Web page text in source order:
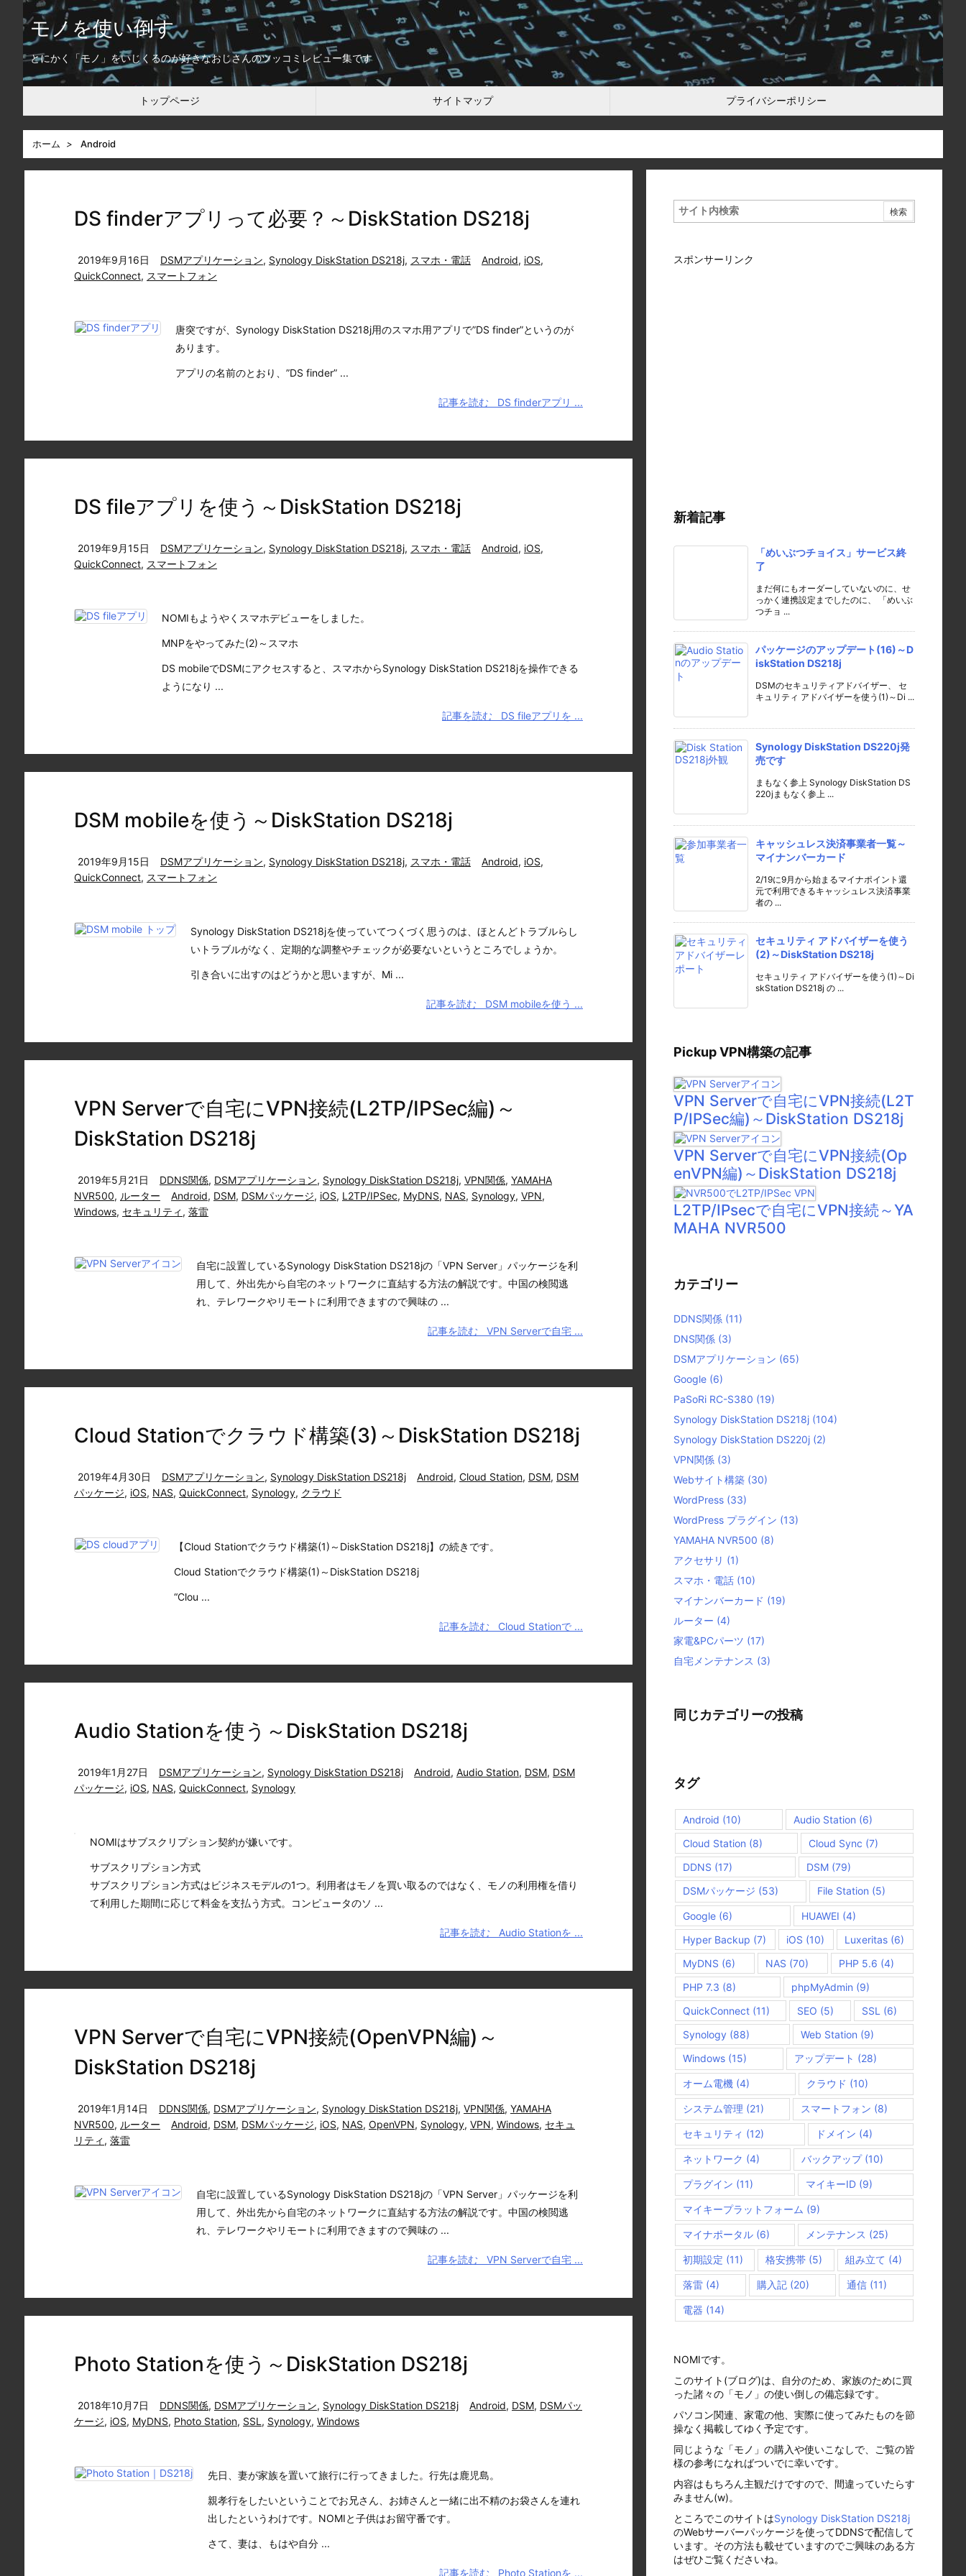
モノを使い倒す
とにかく「モノ」をいじくるのが好きなおじさんのツッコミレビュー集です
トップページ サイトマップ プライバシーポリシー
ホーム > Android
DS finderアプリって必要？～DiskStation DS218j
2019年9月16日 DSMアプリケーション, Synology DiskStation DS218j, スマホ・電話 Android, iOS,
QuickConnect, スマートフォン
唐突ですが、Synology DiskStation DS218j用のスマホ用アプリで”DS finder”というのが
あります。
アプリの名前のとおり、”DS finder” ...
記事を読む DS finderアプリ ...
DS fileアプリを使う～DiskStation DS218j
2019年9月15日 DSMアプリケーション, Synology DiskStation DS218j, スマホ・電話 Android, iOS,
QuickConnect, スマートフォン
NOMIもようやくスマホデビューをしました。
MNPをやってみた(2)～スマホ
DS mobileでDSMにアクセスすると、スマホからSynology DiskStation DS218jを操作できる
ようになり ...
記事を読む DS fileアプリを ...
DSM mobileを使う～DiskStation DS218j
2019年9月15日 DSMアプリケーション, Synology DiskStation DS218j, スマホ・電話 Android, iOS,
QuickConnect, スマートフォン
Synology DiskStation DS218jを使っていてつくづく思うのは、ほとんどトラブルらし
いトラブルがなく、定期的な調整やチェックが必要ないというところでしょうか。
引き合いに出すのはどうかと思いますが、Mi ...
記事を読む DSM mobileを使う ...
VPN Serverで自宅にVPN接続(L2TP/IPSec編)～
DiskStation DS218j
2019年5月21日 DDNS関係, DSMアプリケーション, Synology DiskStation DS218j, VPN関係, YAMAHA
NVR500, ルーター Android, DSM, DSMパッケージ, iOS, L2TP/IPSec, MyDNS, NAS, Synology, VPN,
Windows, セキュリティ , 落雷
自宅に設置しているSynology DiskStation DS218jの「VPN Server」パッケージを利
用して、外出先から自宅のネットワークに直結する方法の解説です。中国の検閲逃
れ、テレワークやリモートに利用できますので興味の ...
記事を読む VPN Serverで自宅 ...
Cloud Stationでクラウド構築(3)～DiskStation DS218j
2019年4月30日 DSMアプリケーション, Synology DiskStation DS218j Android, Cloud Station, DSM, DSM
パッケージ, iOS, NAS, QuickConnect, Synology, クラウド
【Cloud Stationでクラウド構築(1)～DiskStation DS218j】の続きです。
Cloud Stationでクラウド構築(1)～DiskStation DS218j
“Clou ...
記事を読む Cloud Stationで ...
Audio Stationを使う～DiskStation DS218j
2019年1月27日 DSMアプリケーション, Synology DiskStation DS218j Android, Audio Station, DSM, DSM
パッケージ, iOS, NAS, QuickConnect, Synology
NOMIはサブスクリプション契約が嫌いです。
サブスクリプション方式
サブスクリプション方式はビジネスモデルの1つ。利用者はモノを買い取るのではなく、モノの利用権を借り
て利用した期間に応じて料金を支払う方式。コンピュータのソ ...
記事を読む Audio Stationを ...
VPN Serverで自宅にVPN接続(OpenVPN編)～
DiskStation DS218j
2019年1月14日 DDNS関係, DSMアプリケーション, Synology DiskStation DS218j, VPN関係, YAMAHA
NVR500, ルーター Android, DSM, DSMパッケージ, iOS, NAS, OpenVPN, Synology, VPN, Windows, セキュ
リティ , 落雷
自宅に設置しているSynology DiskStation DS218jの「VPN Server」パッケージを利
用して、外出先から自宅のネットワークに直結する方法の解説です。中国の検閲逃
れ、テレワークやリモートに利用できますので興味の ...
記事を読む VPN Serverで自宅 ...
Photo Stationを使う～DiskStation DS218j
2018年10月7日 DDNS関係, DSMアプリケーション, Synology DiskStation DS218j Android, DSM, DSMパッ
ケージ, iOS, MyDNS, Photo Station, SSL , Synology, Windows
先日、妻が家族を置いて旅行に行ってきました。行先は鹿児島。
親孝行をしたいということでお兄さん、お姉さんと一緒に出不精のお袋さんを連れ
出したというわけです。NOMIと子供はお留守番です。
さて、妻は、もはや自分 ...
記事を読む Photo Stationを ...
スポンサーリンク
新着記事
「めいぶつチョイス」サービス終
了
まだ何にもオーダーしていないのに、せ
っかく連携設定までしたのに、 「めいぶ
つチョ ...
パッケージのアップデート(16)～D
iskStation DS218j
DSMのセキュリティアドバイザー、 セ
キュリティ アドバイザーを使う(1)～Di ...
Synology DiskStation DS220j発
売です
まもなく参上 Synology DiskStation DS
220jまもなく参上 ...
キャッシュレス決済事業者一覧～
マイナンバーカード
2/19に9月から始まるマイナポイント還
元で利用できるキャッシュレス決済事業
者の ...
セキュリティ アドバイザーを使う
(2)～DiskStation DS218j
セキュリティ アドバイザーを使う(1)～Di
skStation DS218j の ...
Pickup VPN構築の記事
VPN Serverで自宅にVPN接続(L2T
P/IPSec編)～DiskStation DS218j
VPN Serverで自宅にVPN接続(Op
enVPN編)～DiskStation DS218j
L2TP/IPsecで自宅にVPN接続～YA
MAHA NVR500
カテゴリー
DDNS関係 (11)
DNS関係 (3)
DSMアプリケーション (65)
Google (6)
PaSoRi RC-S380 (19)
Synology DiskStation DS218j (104)
Synology DiskStation DS220j (2)
VPN関係 (3)
Webサイト構築 (30)
WordPress (33)
WordPress プラグイン (13)
YAMAHA NVR500 (8)
アクセサリ (1)
スマホ・電話 (10)
マイナンバーカード (19)
ルーター (4)
家電&PCパーツ (17)
自宅メンテナンス (3)
同じカテゴリーの投稿
タグ
Android (10) Audio Station (6)
Cloud Station (8) Cloud Sync (7)
DDNS (17) DSM(79)
DSMパッケージ (53) File Station (5)
Google (6) HUAWEI (4)
Hyper Backup (7) iOS (10) Luxeritas (6)
MyDNS (6) NAS (70) PHP 5.6 (4)
PHP 7.3 (8) phpMyAdmin (9)
QuickConnect (11) SEO (5) SSL (6)
Synology (88) Web Station (9)
Windows (15) アップデート (28)
オーム電機 (4) クラウド (10)
システム管理 (21) スマートフォン (8)
セキュリティ (12) ドメイン (4)
ネットワーク (4) バックアップ(10)
プラグイン (11) マイキーID(9)
マイキープラットフォーム (9)
マイナポータル (6) メンテナンス (25)
初期設定 (11) 格安携帯 (5) 組み立て (4)
落雷 (4) 購入記 (20) 通信 (11)
電器 (14)
NOMIです。
このサイト(ブログ)は、自分のため、家族のために買
った諸々の「モノ」の使い倒しの備忘録です。
パソコン関連、家電の他、実際に使ってみたものを節
操なく掲載してゆく予定です。
同じような「モノ」の購入や使いこなしで、ご覧の皆
様の参考になればついでに幸いです。
内容はもちろん主観だけですので、間違っていたらす
みません(w)。
ところでこのサイトはSynology DiskStation DS218j
のWebサーバーパッケージを使ってDDNSで配信して
います。その方法も載せていますのでご興味のある方
はぜひご覧くださいね。